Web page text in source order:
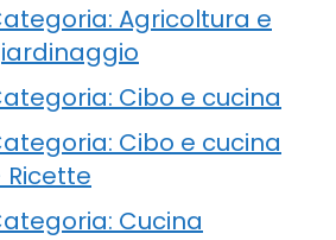
Agricoltura e
Cibo e cucina
Cibo e cucina
Ricette
Cucina